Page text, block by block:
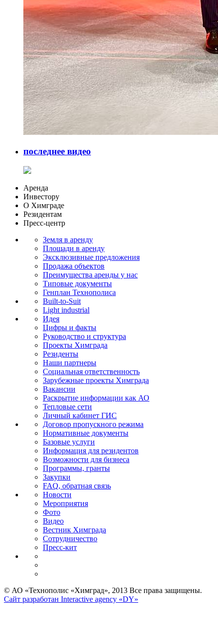
последнее видео
Аренда
Инвестору
О Химграде
Резидентам
Пресс-центр
Земля в аренду
Площади в аренду
Эксклюзивные предложения
Продажа объектов
Преимущества аренды у нас
Типовые документы
Генплан Технополиса
Built-to-Suit
Light industrial
Идея
Цифры и факты
Руководство и структура
Проекты Химграда
Резиденты
Наши партнеры
Социальная ответственность
Зарубежные проекты Химграда
Вакансии
Раскрытие информации как АО
Тепловые сети
Личный кабинет ГИС
Договор пропускного режима
Нормативные документы
Базовые услуги
Информация для резидентов
Возможности для бизнеса
Программы, гранты
Закупки
FAQ, обратная связь
Новости
Мероприятия
Фото
Видео
Вестник Химграда
Сотрудничество
Пресс-кит
© АО «Технополис «Химград», 2013 Все права защищены.
Сайт разработан Interactive agency «DY»